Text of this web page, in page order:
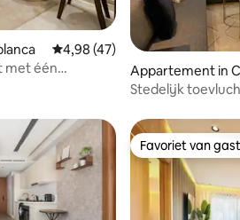
5, 36 recensies
Gemiddelde beoordeling van
4,98 (47)
met één
Appartement in
Stedelijk
Favoriet van
Favoriet van